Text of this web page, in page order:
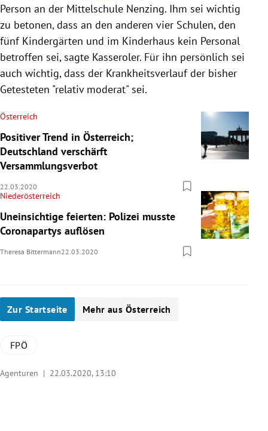
Person an der Mittelschule Nenzing. Ihm sei wichtig
zu betonen, dass an den anderen vier Schulen, den
fünf Kindergärten und im Kinderhaus kein Personal
betroffen sei, sagte Kasseroler. Für ihn persönlich sei
auch wichtig, dass der Krankheitsverlauf der bisher
Getesteten "relativ moderat" sei.
Österreich
Positiver Trend in Österreich;
Deutschland verschärft
Versammlungsverbot
22.03.2020
Niederösterreich
Uneinsichtige feierten: Polizei musste
Coronapartys auflösen
Theresa Bittermann22.03.2020
Zur Startseite Mehr aus Österreich
FPÖ
Agenturen | 22.03.2020, 13:10